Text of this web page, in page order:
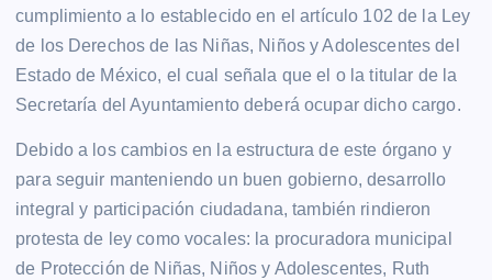
cumplimiento a lo establecido en el artículo 102 de la Ley
de los Derechos de las Niñas, Niños y Adolescentes del
Estado de México, el cual señala que el o la titular de la
Secretaría del Ayuntamiento deberá ocupar dicho cargo.
Debido a los cambios en la estructura de este órgano y
para seguir manteniendo un buen gobierno, desarrollo
integral y participación ciudadana, también rindieron
protesta de ley como vocales: la procuradora municipal
de Protección de Niñas, Niños y Adolescentes, Ruth